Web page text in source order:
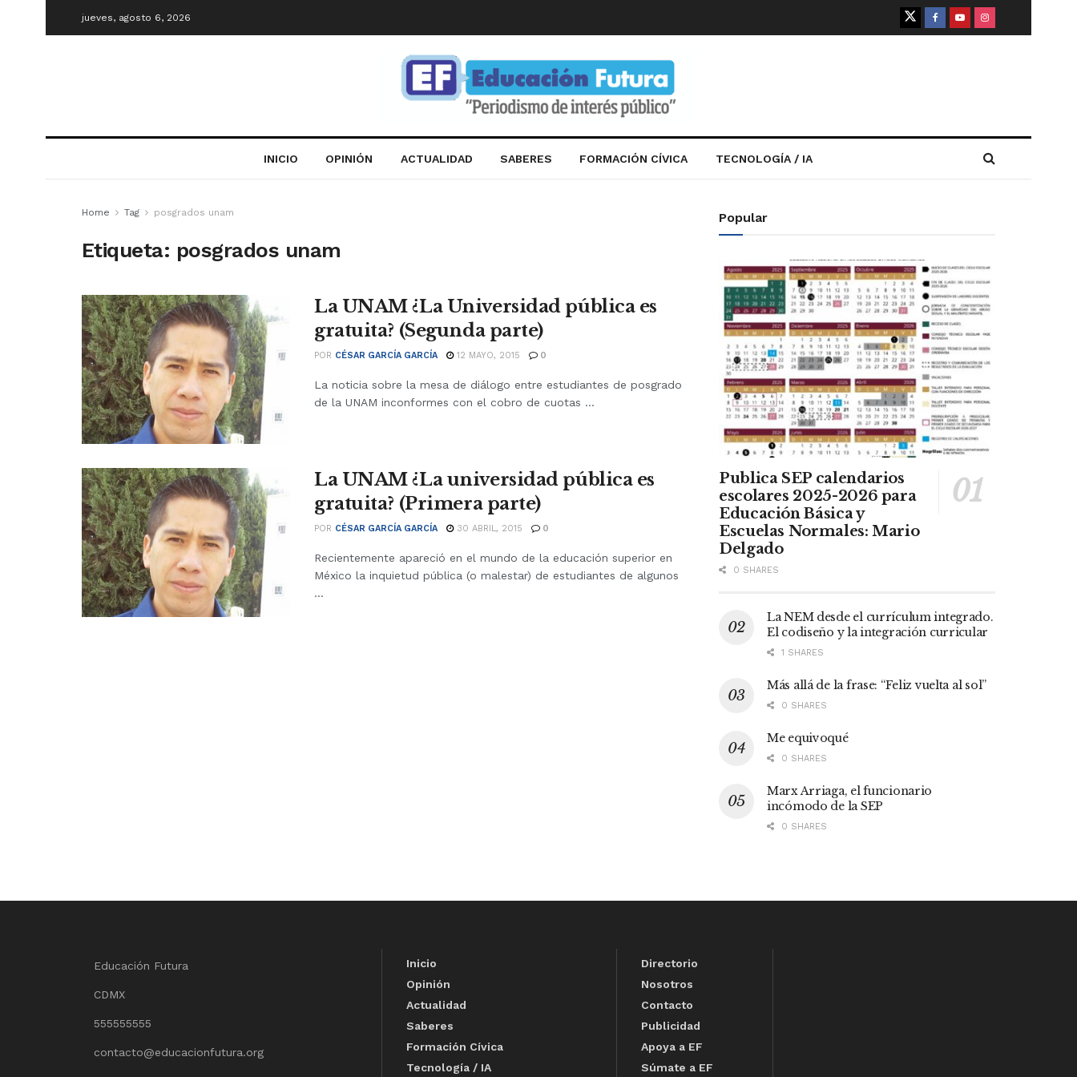
jueves, agosto 6, 2026
INICIO OPINIÓN ACTUALIDAD SABERES FORMACIÓN CÍVICA TECNOLOGÍA / IA
Home Tag posgrados unam
Etiqueta: posgrados unam
La UNAM ¿La Universidad pública es
gratuita? (Segunda parte)
POR CÉSAR GARCÍA GARCÍA 12 MAYO, 2015 0
La noticia sobre la mesa de diálogo entre estudiantes de posgrado
de la UNAM inconformes con el cobro de cuotas ...
La UNAM ¿La universidad pública es
gratuita? (Primera parte)
POR CÉSAR GARCÍA GARCÍA 30 ABRIL, 2015 0
Recientemente apareció en el mundo de la educación superior en
México la inquietud pública (o malestar) de estudiantes de algunos
...
Popular
Publica SEP calendarios
escolares 2025-2026 para
Educación Básica y
Escuelas Normales: Mario
Delgado
0 SHARES
La NEM desde el currículum integrado.
El codiseño y la integración curricular
1 SHARES
Más allá de la frase: “Feliz vuelta al sol”
0 SHARES
Me equivoqué
0 SHARES
Marx Arriaga, el funcionario
incómodo de la SEP
0 SHARES
Educación Futura
CDMX
555555555
contacto@educacionfutura.org
Inicio
Opinión
Actualidad
Saberes
Formación Cívica
Tecnología / IA
Directorio
Nosotros
Contacto
Publicidad
Apoya a EF
Súmate a EF